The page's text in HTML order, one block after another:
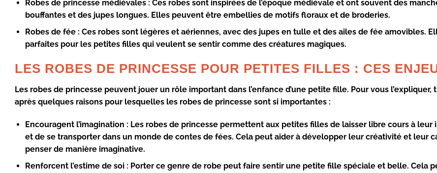
Robes de princesse médiévales : Ces robes sont inspirées de l’époque médiévale et ont souvent des
bouffantes et des jupes longues. Elles peuvent être embellies de motifs floraux et de broderies.
Robes de fée: Ces robes sont légères et aériennes, avec des jupes en tulle et des ailes de fée amovibles.
parfaites pour les petites filles qui veulent se sentir comme des créatures magiques.
LES ROBES DE PRINCESSE POUR PETITES FILLES : CES
Les robes de princesse peuvent jouer un rôle important dans l’enfance d’une petite fille. Pour vous l’expliquer,
après quelques raisons pour lesquelles les robes de princesse sont si importantes :
Encouragent l’imagination : Les robes de princesse permettent aux petites filles de laisser libre cours à leur
et de se transporter dans un monde de contes de fées. Cela peut aider à développer leur créativité et leur
penser de manière imaginative.
Renforcent l’estime de soi : Porter ce genre de robe peut faire sentir une petite fille spéciale et belle. Cela